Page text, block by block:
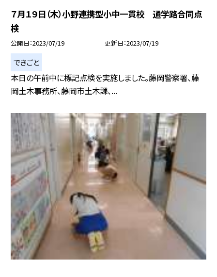
７月１９日（木）小野連携型小中一貫校 通学路合同点
検
公開日 2023/07/19 更新日 2023/07/19
できごと
本日の午前中に標記点検を実施しました。藤岡警察署、藤
岡土木事務所、藤岡市土木課、...